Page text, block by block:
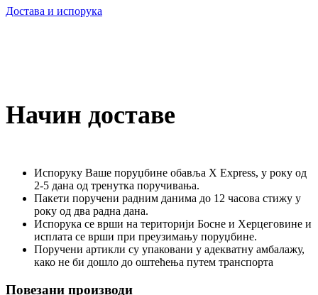
Достава и испорука
Начин доставе
Испоруку Ваше поруџбине обавља X Express, у року од
2-5 дана од тренутка поручивања.
Пакети поручени радним данима до 12 часова стижу у
року од два радна дана.
Испорука се врши на територији Босне и Херцеговине и
исплата се врши при преузимању поруџбине.
Поручени артикли су упаковани у адекватну амбалажу,
како не би дошло до оштећења путем транспорта
Повезани производи